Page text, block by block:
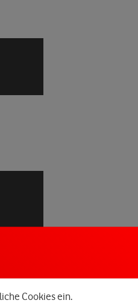
Cookies ein.